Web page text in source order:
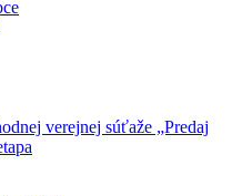
verejnej súťaže „Predaj